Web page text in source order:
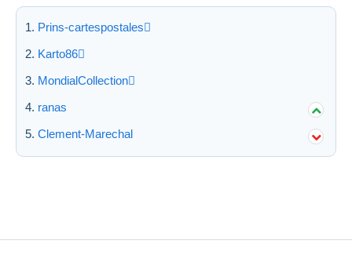
Prins-cartespostales
Karto86
MondialCollection
ranas
Clement-Marechal